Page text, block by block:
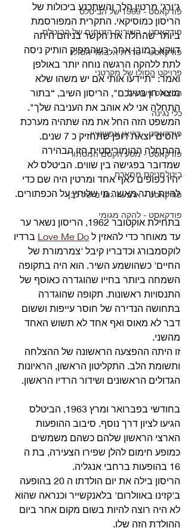
פודקאסט - 1969 של הביטלס
פודקאסט - השירים הזנוחים של הביטלס
פודקאסט - סדרת אלבומי הסולו
פרויקט הסולו של מקרטני
הביטלס וישראל
כלי נגינה
פודקאסט - בריאן אפשטיין
פודקאסט - מסע הקסם המסתורי
ביטלמניקס מתארח
פודקאסט - ארבעה גוונים של לבן
פודקאסט - להקה מגומי
ג'ורג' מרטין הלך והשתכנע ביכולות של
הריסון כמוסיקאי. התקרית המפורסמת
ביותר שהחלה את הקשר בניהם היתה
דווקא במובן אחר. כשהמפיק הותיק ניסה
לתת ללהקה הרגשה נוחה יותר באולפן
ואמר: “תיידעו אותי אם יש משהו שלא
מוצא חן בעינכם", הריסון השיב, “בתור
התחלה אני לא אוהב את העניבה שלך".
המשפט הזה החל את מה שתהיה מערכת
יחסים יוצאת דופן שתחזיק כ 7 שנים.
ההתחלה ההומוריסטית הזו הבהירה
שמדובר בפגישה בין שווים. הביטלס לא
יהיו כפופים לאף אחד ומרטין היה שם כדי
להיות יותר מאשר מי שלוחץ על הכפתורים.
בתחילת אוקטובר 1962, הריסון נשאר ער
עד מאוחר כדי להאזין ל Love Me Do ברדיו
לוקסמבורג וכדבריו קיבל 'צמרמורת של
החיים' כשהושמע השיר. הוא היה בתקופה
השמחה ביותר בחייו שהוגדרה כאוסף של
התנסויות ראשונות. תקופה שהוגדרה
בתחושה הנדירה של חוסר עייפות וששום
דבר לא מאוס ואף אחד לא תשוש האחד
מהשני.
זו היתה ההפצעה הראשונה של ההצלחה
ותשומת הלב. התקליטון הראשון, הראיונות
הגדולים הראשונים ושידור הרדיו הראשון.
בחודשי בפברואר ומרץ 1963, הביטלס
הגיעו לציון דרך נוסף. סיבוב ההופעות
הארצי הראשון שלהם כשהם משמשים
כמופע חימום להלן שפירו הצעירה, בת ה
16 בהופעות ברחבי אנגליה.
הריסון בילה את יום הולדתו ה 20 בהופעה
ב'קזינו באוולרום' בלאנקשייר וכנראה שהוא
לא היה רוצה להיות בשום מקום אחר ביום
ההולדת הזה שלו.